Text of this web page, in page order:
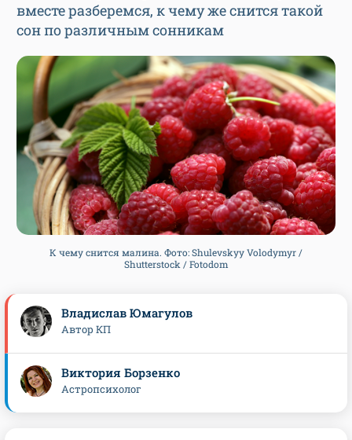
вместе разберемся, к чему же снится такой
сон по различным сонникам
К чему снится малина. Фото: Shulevskyy Volodymyr /
Shutterstock / Fotodom
Владислав Юмагулов
Автор КП
Виктория Борзенко
Астропсихолог